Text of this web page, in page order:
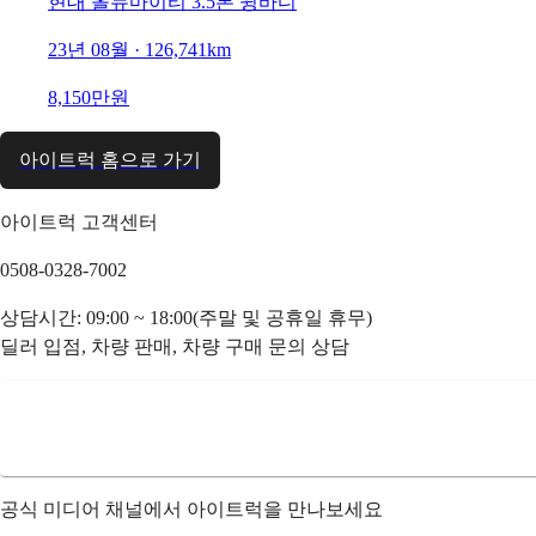
23년 08월 · 126,741km
8,150만원
아이트럭 홈으로 가기
아이트럭 고객센터
0508-0328-7002
상담시간: 09:00 ~ 18:00(주말 및 공휴일 휴무)
딜러 입점, 차량 판매, 차량 구매 문의 상담
공식 미디어 채널에서 아이트럭을 만나보세요